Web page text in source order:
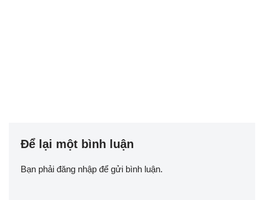
Để lại một bình luận
Bạn phải đăng nhập để gửi bình luận.